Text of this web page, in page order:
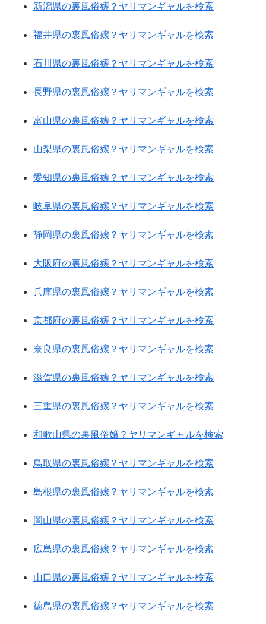
新潟県の裏風俗嬢？ヤリマンギャルを検索
福井県の裏風俗嬢？ヤリマンギャルを検索
石川県の裏風俗嬢？ヤリマンギャルを検索
長野県の裏風俗嬢？ヤリマンギャルを検索
富山県の裏風俗嬢？ヤリマンギャルを検索
山梨県の裏風俗嬢？ヤリマンギャルを検索
愛知県の裏風俗嬢？ヤリマンギャルを検索
岐阜県の裏風俗嬢？ヤリマンギャルを検索
静岡県の裏風俗嬢？ヤリマンギャルを検索
大阪府の裏風俗嬢？ヤリマンギャルを検索
兵庫県の裏風俗嬢？ヤリマンギャルを検索
京都府の裏風俗嬢？ヤリマンギャルを検索
奈良県の裏風俗嬢？ヤリマンギャルを検索
滋賀県の裏風俗嬢？ヤリマンギャルを検索
三重県の裏風俗嬢？ヤリマンギャルを検索
和歌山県の裏風俗嬢？ヤリマンギャルを検索
鳥取県の裏風俗嬢？ヤリマンギャルを検索
島根県の裏風俗嬢？ヤリマンギャルを検索
岡山県の裏風俗嬢？ヤリマンギャルを検索
広島県の裏風俗嬢？ヤリマンギャルを検索
山口県の裏風俗嬢？ヤリマンギャルを検索
徳島県の裏風俗嬢？ヤリマンギャルを検索